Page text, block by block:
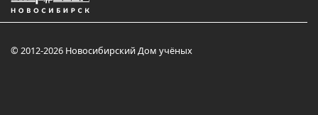
© 2012-2026 Новосибирский Дом учёных